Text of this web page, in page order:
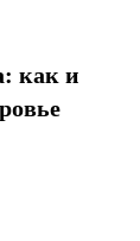
как и